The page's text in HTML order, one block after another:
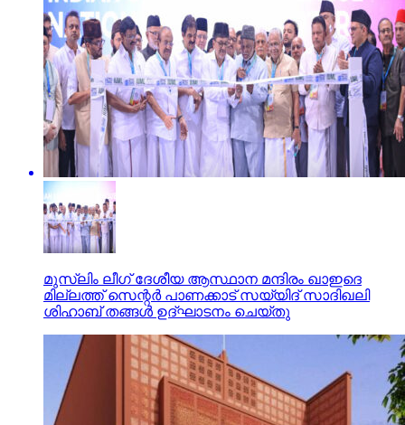
മുസ്‌ലിം ലീഗ് ദേശീയ ആസ്ഥാന മന്ദിരം ഖാഇദെ
മില്ലത്ത് സെന്റര്‍ പാണക്കാട് സയ്യിദ് സാദിഖലി
ശിഹാബ് തങ്ങള്‍ ഉദ്ഘാടനം ചെയ്തു